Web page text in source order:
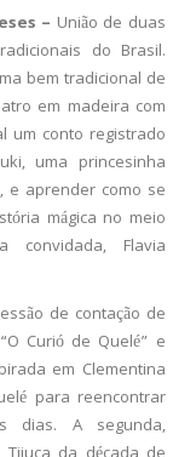
– União de duas
do Brasil.
bem tradicional de
em madeira com
um conto registrado
uma princesinha
e aprender como se
mágica no meio
Flavia
de contação de
Curió de Quelé” e
em Clementina
para reencontrar
dias. A segunda,